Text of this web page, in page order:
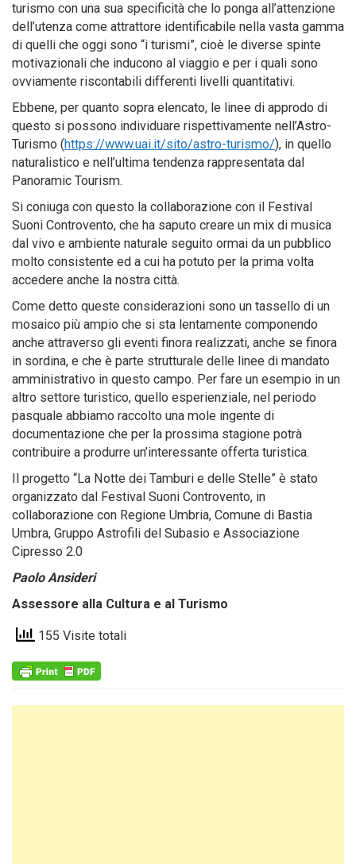
turismo con una sua specificità che lo ponga all’attenzione
dell’utenza come attrattore identificabile nella vasta gamma
di quelli che oggi sono “i turismi”, cioè le diverse spinte
motivazionali che inducono al viaggio e per i quali sono
ovviamente riscontabili differenti livelli quantitativi.
Ebbene, per quanto sopra elencato, le linee di approdo di
questo si possono individuare rispettivamente nell’Astro-
Turismo (https://www.uai.it/sito/astro-turismo/), in quello
naturalistico e nell’ultima tendenza rappresentata dal
Panoramic Tourism.
Si coniuga con questo la collaborazione con il Festival
Suoni Controvento, che ha saputo creare un mix di musica
dal vivo e ambiente naturale seguito ormai da un pubblico
molto consistente ed a cui ha potuto per la prima volta
accedere anche la nostra città.
Come detto queste considerazioni sono un tassello di un
mosaico più ampio che si sta lentamente componendo
anche attraverso gli eventi finora realizzati, anche se finora
in sordina, e che è parte strutturale delle linee di mandato
amministrativo in questo campo. Per fare un esempio in un
altro settore turistico, quello esperienziale, nel periodo
pasquale abbiamo raccolto una mole ingente di
documentazione che per la prossima stagione potrà
contribuire a produrre un’interessante offerta turistica.
Il progetto “La Notte dei Tamburi e delle Stelle” è stato
organizzato dal Festival Suoni Controvento, in
collaborazione con Regione Umbria, Comune di Bastia
Umbra, Gruppo Astrofili del Subasio e Associazione
Cipresso 2.0
Paolo Ansideri
Assessore alla Cultura e al Turismo
155 Visite totali